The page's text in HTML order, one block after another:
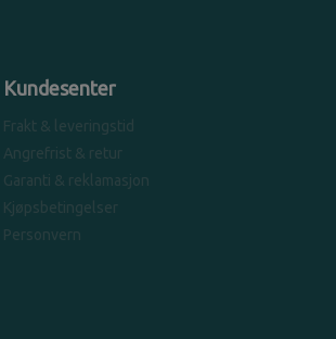
Kundesenter
Frakt & leveringstid
Angrefrist & retur
Garanti & reklamasjon
Kjøpsbetingelser
Personvern